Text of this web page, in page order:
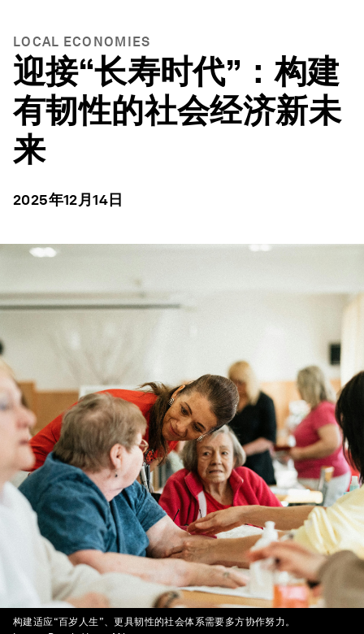
LOCAL ECONOMIES
迎接“长寿时代”：构建
有韧性的社会经济新未
来
2025年12月14日
构建适应“百岁人生”、更具韧性的社会体系需要多方协作努力。